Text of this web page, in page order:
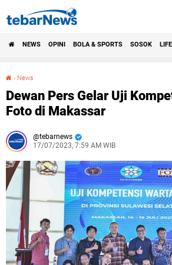
NEWS OPINI BOLA & SPORTS SOSOK LIFE
› News
Dewan Pers Gelar Uji
Foto di Makassar
tebarnews
17/07/2023, 7:59 AM WIB